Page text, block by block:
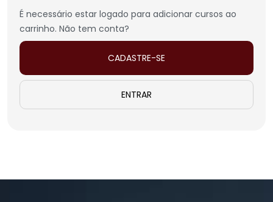
É necessário estar logado para adicionar cursos ao
carrinho. Não tem conta?
CADASTRE-SE
ENTRAR